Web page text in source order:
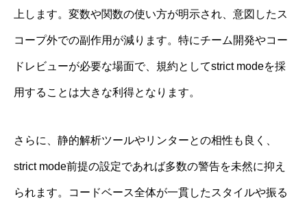
上します。変数や関数の使い方が明示され、意図したス
コープ外での副作用が減ります。特にチーム開発やコー
ドレビューが必要な場面で、規約としてstrict modeを採
用することは大きな利得となります。
さらに、静的解析ツールやリンターとの相性も良く、
strict mode前提の設定であれば多数の警告を未然に抑え
られます。コードベース全体が一貫したスタイルや振る